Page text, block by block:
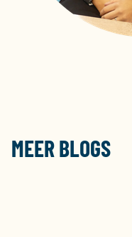
MEER BLOGS